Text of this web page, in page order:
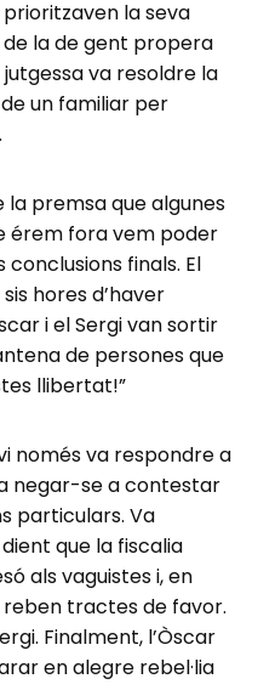
la seva
la de gent propera
va resoldre la
un familiar per
la premsa que algunes
érem fora vem poder
finals. El
hores d’haver
i el Sergi van sortir
de persones que
llibertat!”
només va respondre a
negar-se a contestar
particulars. Va
que la fiscalia
als vaguistes i, en
tractes de favor.
Finalment, l’Òscar
en alegre rebel·lia